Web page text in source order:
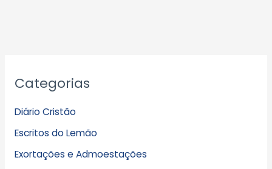
Categorias
Diário Cristão
Escritos do Lemão
Exortações e Admoestações
r
i
v